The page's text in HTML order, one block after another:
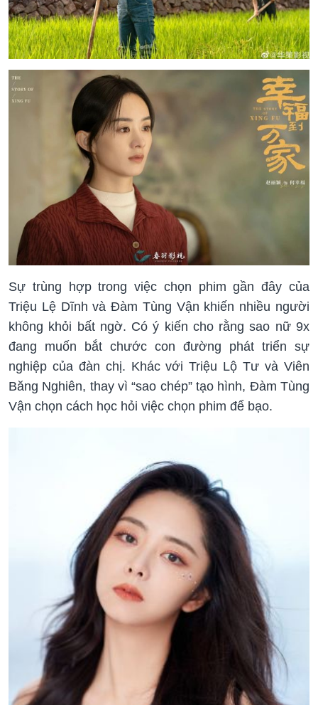
Sự trùng hợp trong việc chọn phim gần đây của
Triệu Lệ Dĩnh và Đàm Tùng Vận khiến nhiều người
không khỏi bất ngờ. Có ý kiến cho rằng sao nữ 9x
đang muốn bắt chước con đường phát triển sự
nghiệp của đàn chị. Khác với Triệu Lộ Tư và Viên
Băng Nghiên, thay vì “sao chép” tạo hình, Đàm Tùng
Vận chọn cách học hỏi việc chọn phim để bạo.